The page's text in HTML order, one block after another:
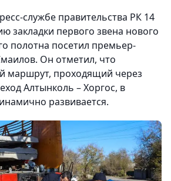
службе правительства РК 14
закладки первого звена нового
полотна посетил премьер-
Он отметил, что
маршрут, проходящий через
Алтынколь – Хоргос, в
развивается.